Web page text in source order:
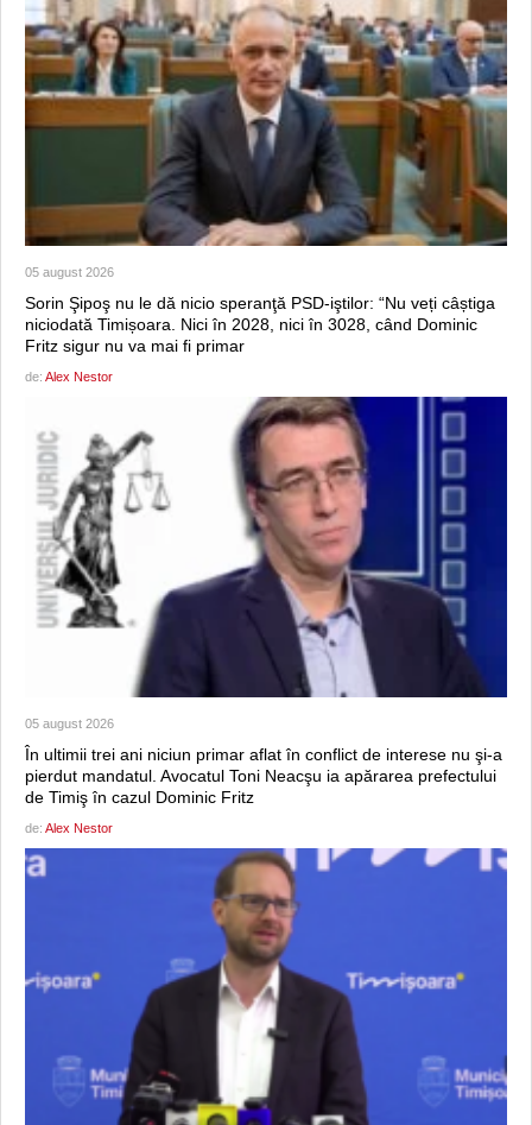
05 august 2026
Sorin Şipoş nu le dă nicio speranţă PSD-iştilor: “Nu veți câștiga
niciodată Timișoara. Nici în 2028, nici în 3028, când Dominic
Fritz sigur nu va mai fi primar
de: Alex Nestor
05 august 2026
În ultimii trei ani niciun primar aflat în conflict de interese nu şi-a
pierdut mandatul. Avocatul Toni Neacşu ia apărarea prefectului
de Timiş în cazul Dominic Fritz
de: Alex Nestor